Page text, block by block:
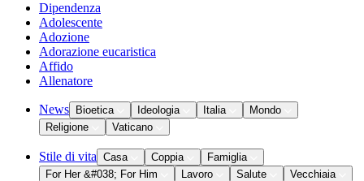
Dipendenza
Adolescente
Adozione
Adorazione eucaristica
Affido
Allenatore
News Bioetica Ideologia Italia
Mondo
Religione
Vaticano
Stile di vita Casa Coppia
Famiglia
For Her &#038; For Him
Lavoro Salute
Vecchiaia